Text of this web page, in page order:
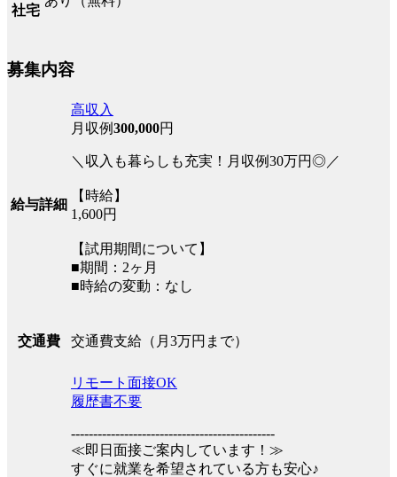
社宅
募集内容
給与詳細
高収入
月収例300,000円
＼収入も暮らしも充実！月収例30万円◎／
【時給】
1,600円
【試用期間について】
■期間：2ヶ月
■時給の変動：なし
交通費 交通費支給（月3万円まで）
リモート面接OK
履歴書不要
----------------------------------------------
≪即日面接ご案内しています！≫
すぐに就業を希望されている方も安心♪